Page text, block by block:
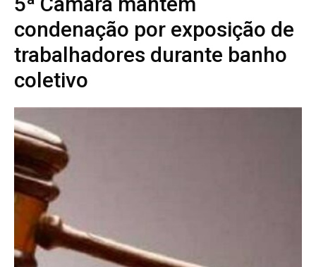
condenação por exposição de
trabalhadores durante banho
coletivo